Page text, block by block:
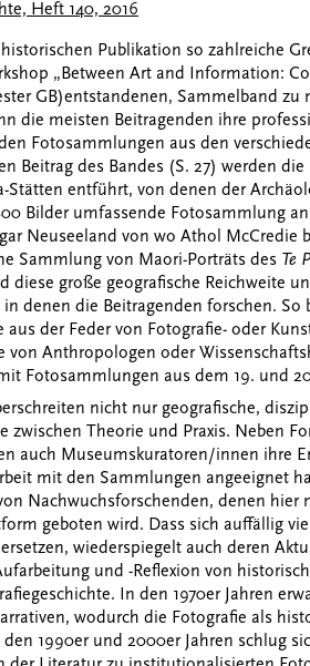
Heft 140, 2016
Publikation so zahlreiche
„Between Art and Information:
GB)entstandenen, Sammelband zu
die meisten Beitragenden ihre
Fotosammlungen aus den
Beitrag des Bandes (S. 27) werden die
Stätten entführt, von denen der
Bilder umfassende Fotosammlung
Neuseeland von wo Athol McCredie
Sammlung von Maori-Porträts des Te
diese große geografische Reichweite
denen die Beitragenden forschen. So
aus der Feder von Fotografie- oder
von Anthropologen oder
Fotosammlungen aus dem 19. und
nicht nur geografische,
zwischen Theorie und Praxis. Neben
auch Museumskuratoren/innen ihre
mit den Sammlungen angeeignet
Nachwuchsforschenden, denen hier
geboten wird. Dass sich auffällig
wiederspiegelt auch deren
und -Reflexion von
In den 1970er Jahren
wodurch die Fotografie als
1990er und 2000er Jahren schlug